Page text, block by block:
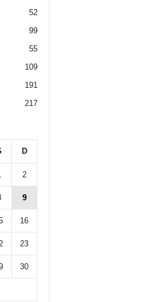
52
99
55
109
191
217
D
2
9
16
23
30